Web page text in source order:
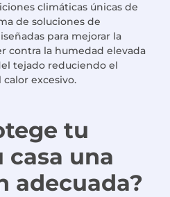
climáticas únicas de
de soluciones de
para mejorar la
contra la humedad elevada
tejado reduciendo el
excesivo.
tu
una
adecuada?